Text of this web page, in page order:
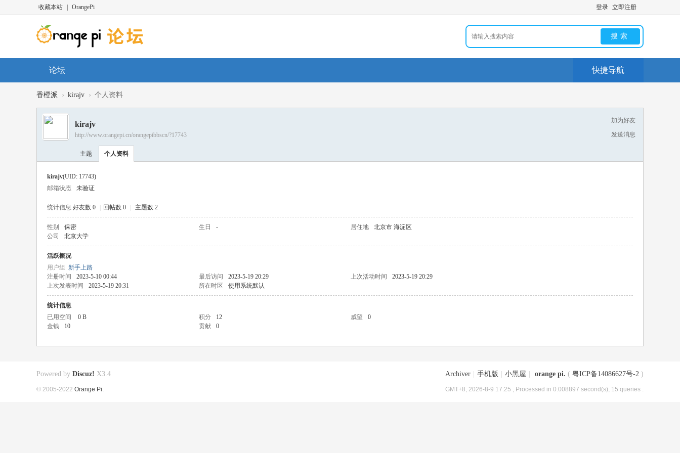
收藏本站 OrangePi 登录 立即注册
搜索
论坛 快捷导航
香橙派 › kirajv › 个人资料
加为好友
发送消息
kirajv
http://www.orangepi.cn/orangepibbscn/?17743
主题 个人资料
kirajv(UID: 17743)
邮箱状态
未验证
统计信息 好友数 0 回帖数 0 主题数 2
性别 保密 生日 - 居住地
北京市 海淀区
公司
北京大学
活跃概况
用户组 新手上路
注册时间
2023-5-10 00:44 最后访问 2023-5-19 20:29 上次活动时间
2023-5-19 20:29
上次发表时间
2023-5-19 20:31 所在时区 使用系统默认
统计信息
已用空间
0 B 积分 12 威望
0
金钱
10 贡献 0
Archiver 手机版 小黑屋 orange pi. ( 粤ICP备14086627号-2 )
GMT+8, 2026-8-9 17:25 , Processed in 0.008897 second(s), 15 queries .
Powered by Discuz! X3.4
© 2005-2022 Orange Pi.